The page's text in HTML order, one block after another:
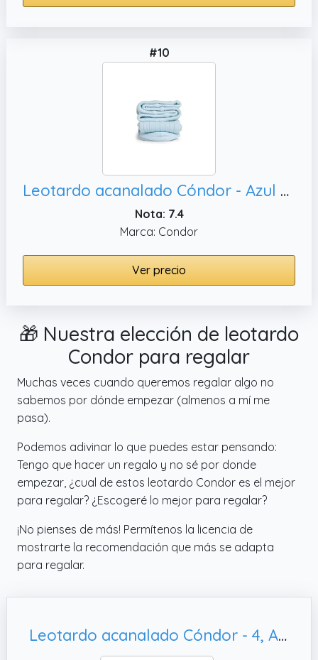
#10
Leotardo acanalado Cóndor - Azul bebé
Nota: 7.4
Marca: Condor
Ver precio
🎁 Nuestra elección de leotardo
Condor para regalar
Muchas veces cuando queremos regalar algo no
sabemos por dónde empezar (almenos a mí me
pasa).
Podemos adivinar lo que puedes estar pensando:
Tengo que hacer un regalo y no sé por donde
empezar, ¿cual de estos leotardo Condor es el mejor
para regalar? ¿Escogeré lo mejor para regalar?
¡No pienses de más! Permítenos la licencia de
mostrarte la recomendación que más se adapta
para regalar.
Leotardo acanalado Cóndor - 4, Azul bebé